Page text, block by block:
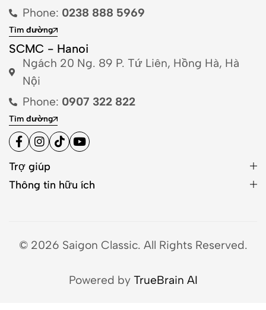
Phone: 0238 888 5969
Tìm đường
SCMC - Hanoi
Ngách 20 Ng. 89 P. Tứ Liên, Hồng Hà, Hà
Nội
Phone: 0907 322 822
Tìm đường
Trợ giúp
Thông tin hữu ích
© 2026 Saigon Classic. All Rights Reserved.
Powered by TrueBrain AI